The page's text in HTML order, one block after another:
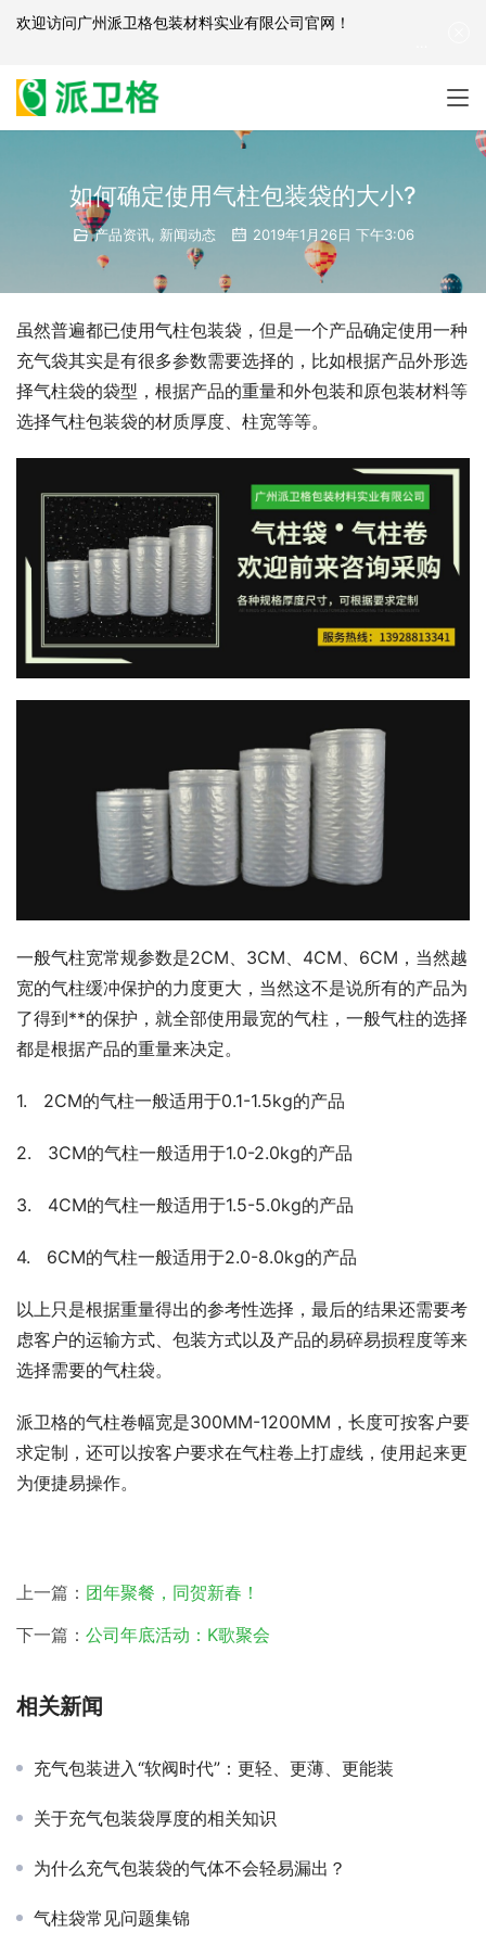
如何确定使用气柱包装袋的大小?
产品资讯, 新闻动态 2019年1月26日 下午3:06
虽然普遍都已使用气柱包装袋，但是一个产品确定使用一种
充气袋其实是有很多参数需要选择的，比如根据产品外形选
择气柱袋的袋型，根据产品的重量和外包装和原包装材料等
选择气柱包装袋的材质厚度、柱宽等等。
一般气柱宽常规参数是2CM、3CM、4CM、6CM，当然越
宽的气柱缓冲保护的力度更大，当然这不是说所有的产品为
了得到**的保护，就全部使用最宽的气柱，一般气柱的选择
都是根据产品的重量来决定。
1.   2CM的气柱一般适用于0.1-1.5kg的产品
2.   3CM的气柱一般适用于1.0-2.0kg的产品
3.   4CM的气柱一般适用于1.5-5.0kg的产品
4.   6CM的气柱一般适用于2.0-8.0kg的产品
以上只是根据重量得出的参考性选择，最后的结果还需要考
虑客户的运输方式、包装方式以及产品的易碎易损程度等来
选择需要的气柱袋。
派卫格的气柱卷幅宽是300MM-1200MM，长度可按客户要
求定制，还可以按客户要求在气柱卷上打虚线，使用起来更
为便捷易操作。
上一篇： 团年聚餐，同贺新春！
下一篇： 公司年底活动：K歌聚会
相关新闻
充气包装进入“软阀时代”：更轻、更薄、更能装
关于充气包装袋厚度的相关知识
为什么充气包装袋的气体不会轻易漏出？
气柱袋常见问题集锦
欢迎访问广州派卫格包装材料实业有限公司官网 ！